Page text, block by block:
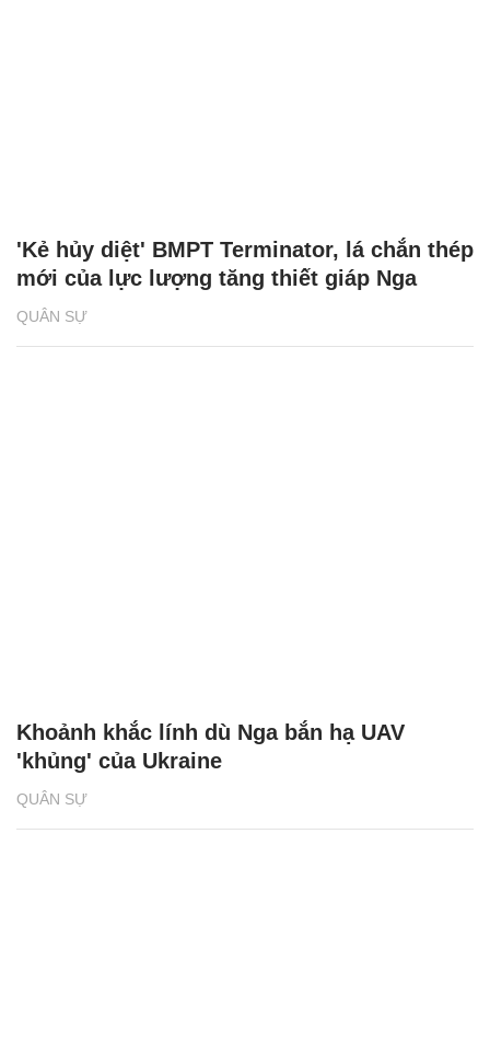
QUÂN SỰ
'Kẻ hủy diệt' BMPT Terminator, lá chắn thép
mới của lực lượng tăng thiết giáp Nga
QUÂN SỰ
Khoảnh khắc lính dù Nga bắn hạ UAV
'khủng' của Ukraine